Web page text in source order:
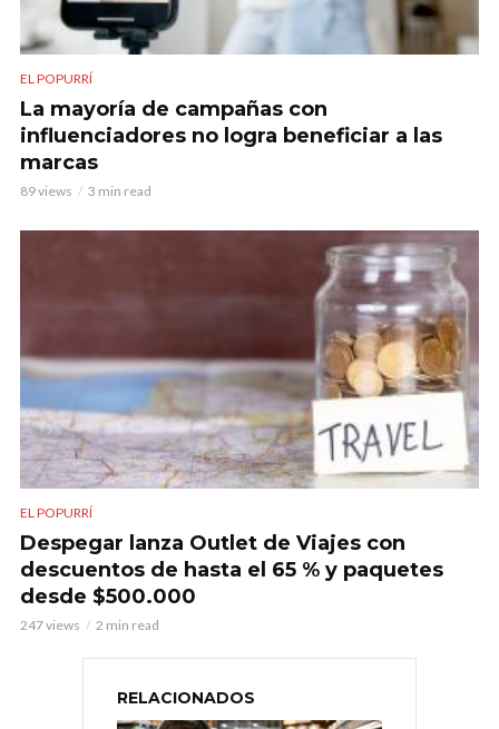
EL POPURRÍ
La mayoría de campañas con
influenciadores no logra beneficiar a las
marcas
89 views 3 min read
EL POPURRÍ
Despegar lanza Outlet de Viajes con
descuentos de hasta el 65 % y paquetes
desde $500.000
247 views 2 min read
RELACIONADOS